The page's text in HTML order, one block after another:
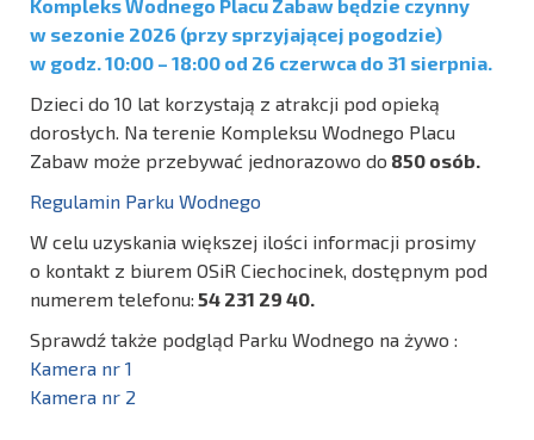
Kompleks Wodnego Placu Zabaw będzie czynny
w sezonie 2026 (przy sprzyjającej pogodzie)
w godz. 10:00 – 18:00 od 26 czerwca do 31 sierpnia.
Dzieci do 10 lat korzystają z atrakcji pod opieką
dorosłych. Na terenie Kompleksu Wodnego Placu
Zabaw może przebywać jednorazowo do 850 osób.
Regulamin Parku Wodnego
W celu uzyskania większej ilości informacji prosimy
o kontakt z biurem OSiR Ciechocinek, dostępnym pod
numerem telefonu: 54 231 29 40.
Sprawdź także podgląd Parku Wodnego na żywo :
Kamera nr 1
Kamera nr 2